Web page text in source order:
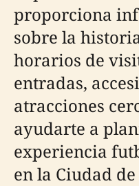
proporciona
sobre la
horarios de
entradas,
atracciones
ayudarte a
experiencia
en la Ciudad